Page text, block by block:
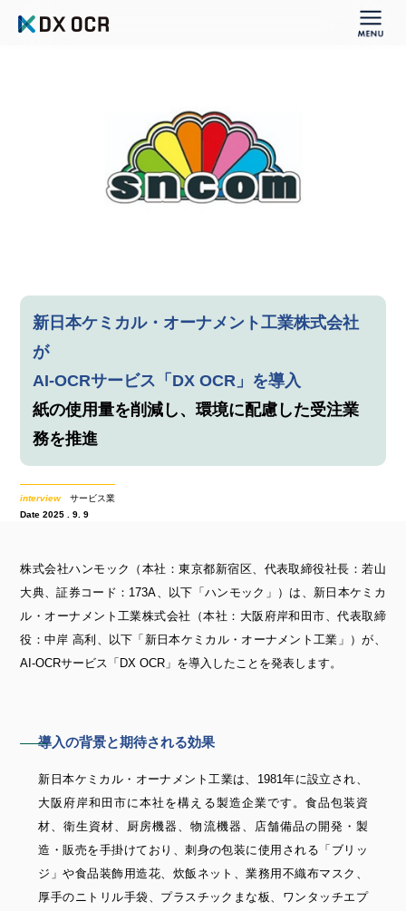
新日本ケミカル・オーナメント工業株式会社
が
AI-OCRサービス「DX OCR」を導入
紙の使用量を削減し、環境に配慮した受注業
務を推進
interviewサービス業
Date 2025 . 9. 9
株式会社ハンモック（本社：東京都新宿区、代表取締役社長：若山
大典、証券コード：173A、以下「ハンモック」）は、新日本ケミカ
ル・オーナメント工業株式会社（本社：大阪府岸和田市、代表取締
役：中岸 高利、以下「新日本ケミカル・オーナメント工業」）が、
AI-OCRサービス「DX OCR」を導入したことを発表します。
導入の背景と期待される効果
新日本ケミカル・オーナメント工業は、1981年に設立され、
大阪府岸和田市に本社を構える製造企業です。食品包装資
材、衛生資材、厨房機器、物流機器、店舗備品の開発・製
造・販売を手掛けており、刺身の包装に使用される「ブリッ
ジ」や食品装飾用造花、炊飯ネット、業務用不織布マスク、
厚手のニトリル手袋、プラスチックまな板、ワンタッチエプ